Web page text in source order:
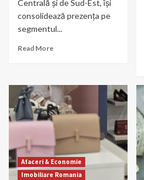
Centrală și de Sud-Est, își
consolidează prezența pe
segmentul...
Read More
Afaceri & Economie
Imobiliare Romania